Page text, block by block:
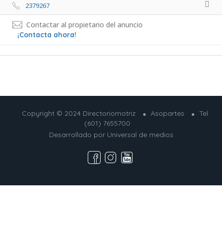
2379267
Contactar al propietario del anuncio
¡Contacta ahora!
Copyright © 2024 Directoriomotriz Asopartes
Tel
(601) 7655700
Desarrollado por Universal de medios